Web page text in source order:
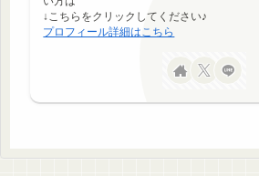
↓こちらをクリックしてください♪
プロフィール詳細はこちら